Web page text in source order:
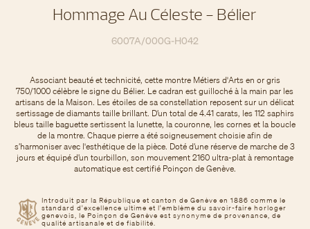
Hommage Au Céleste - Bélier
6007A/000G-H042
Introduit par la République et canton de Genève en 1886 comme le
standard d'excellence ultime et l'emblème du savoir-faire horloger
genevois, le Poinçon de Genève est synonyme de provenance, de
qualité artisanale et de fiabilité.
Associant beauté et technicité, cette montre Métiers d'Arts en or gris
750/1000 célèbre le signe du Bélier. Le cadran est guilloché à la main par les
artisans de la Maison. Les étoiles de sa constellation reposent sur un délicat
sertissage de diamants taille brillant. D’un total de 4.41 carats, les 112 saphirs
bleus taille baguette sertissent la lunette, la couronne, les cornes et la boucle
de la montre. Chaque pierre a été soigneusement choisie afin de
s’harmoniser avec l'esthétique de la pièce. Doté d’une réserve de marche de 3
jours et équipé d’un tourbillon, son mouvement 2160 ultra-plat à remontage
automatique est certifié Poinçon de Genève.